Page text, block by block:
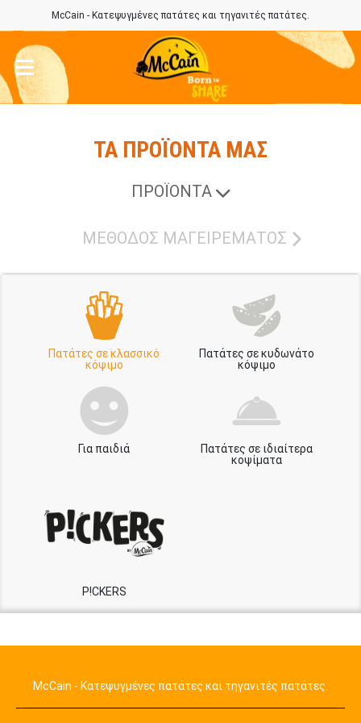
McCain - Κατεψυγμένες πατάτες και τηγανιτές πατάτες.
ΤΑ ΠΡΟΪΟΝΤΑ ΜΑΣ
ΠΡΟΪΟΝΤΑ
ΜΕΘΟΔΟΣ ΜΑΓΕΙΡΕΜΑΤΟΣ
Πατάτες σε κλασσικό
κόψιμο
Πατάτες σε κυδωνάτο
κόψιμο
Για παιδιά
Πατάτες σε ιδιαίτερα
κοψίματα
P!CKERS
McCain - Κατεψυγμένες πατάτες και τηγανιτές πατάτες.